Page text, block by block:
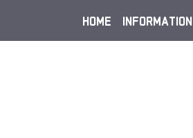
HOME INFORMATION